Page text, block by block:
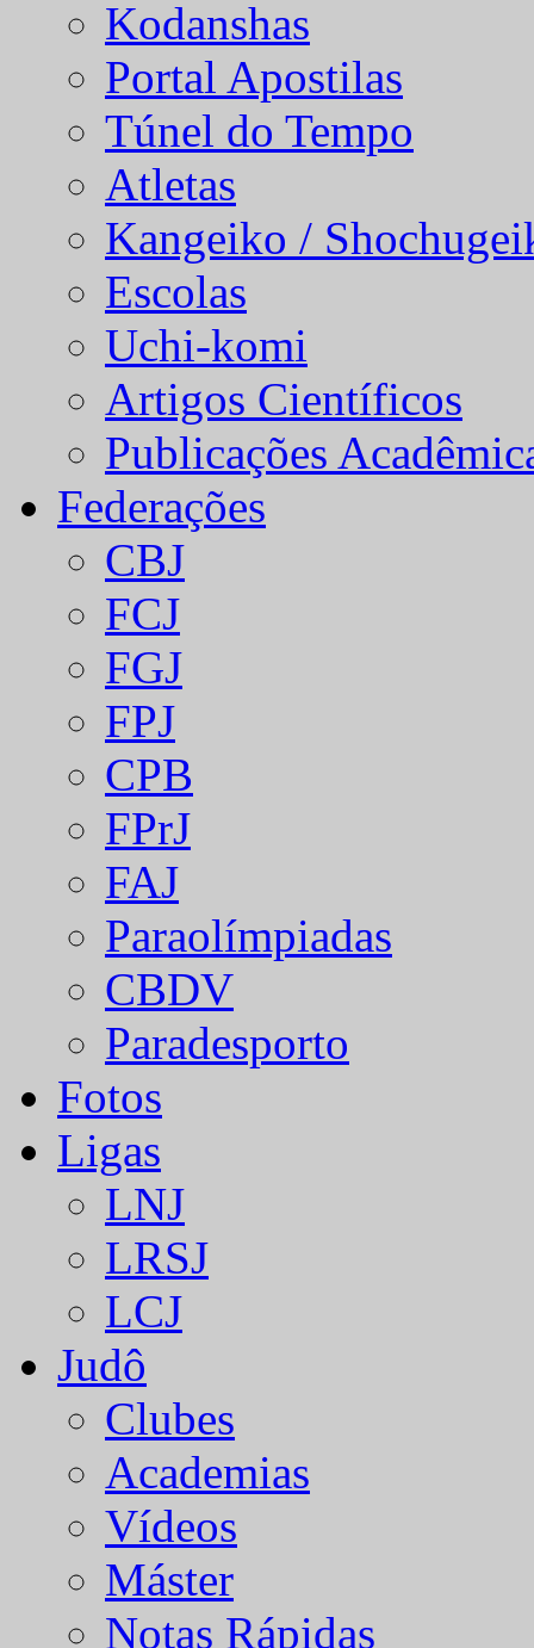
Kodanshas
Portal Apostilas
Túnel do Tempo
Atletas
Kangeiko /
Escolas
Uchi-komi
Artigos Científicos
Publicações
Federações
CBJ
FCJ
FGJ
FPJ
CPB
FPrJ
FAJ
Paraolímpiadas
CBDV
Paradesporto
Fotos
Ligas
LNJ
LRSJ
LCJ
Judô
Clubes
Academias
Vídeos
Máster
Notas Rápidas